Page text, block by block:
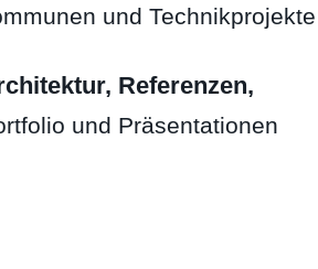
und Technikprojekte
Referenzen,
und Präsentationen